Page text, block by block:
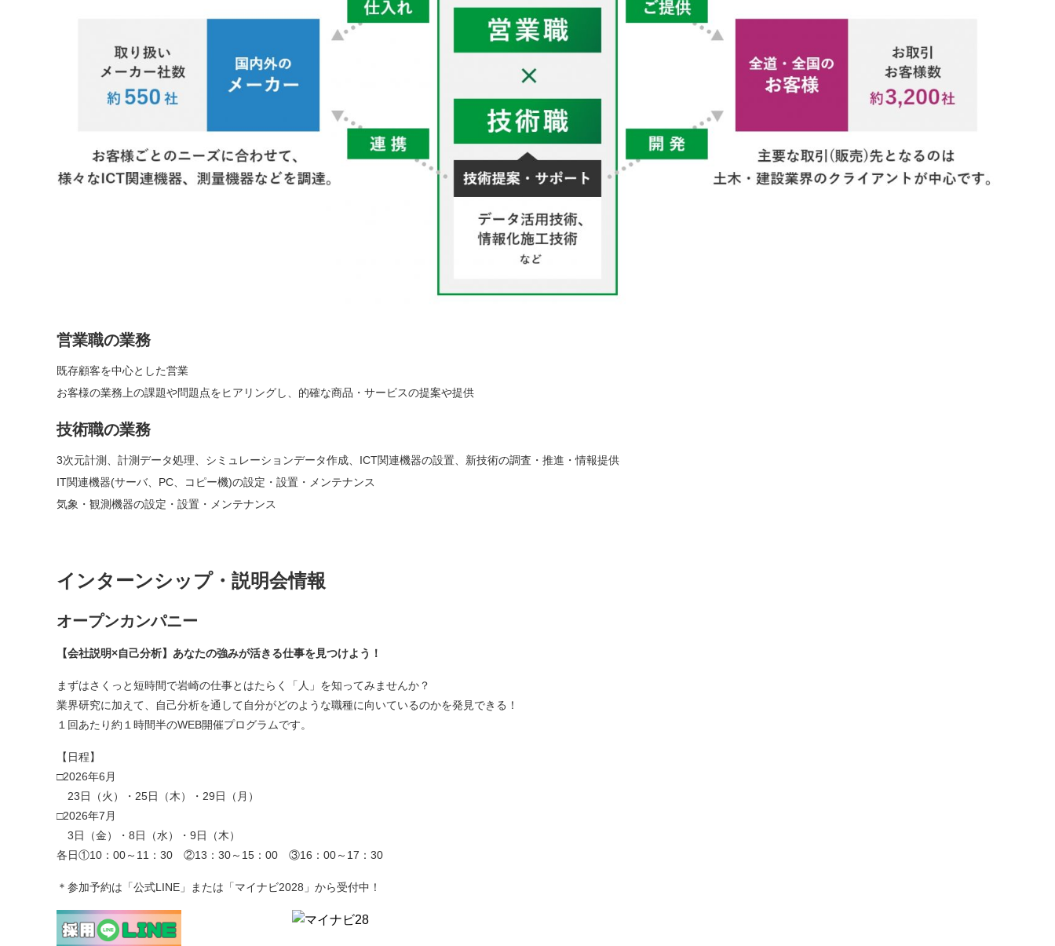
営業職の業務
既存顧客を中心とした営業
お客様の業務上の課題や問題点をヒアリングし、的確な商品・サービスの提案や提供
技術職の業務
3次元計測、計測データ処理、シミュレーションデータ作成、ICT関連機器の設置、新技術の調査・推進・情報提供
IT関連機器(サーバ、PC、コピー機)の設定・設置・メンテナンス
気象・観測機器の設定・設置・メンテナンス
インターンシップ・説明会情報
オープンカンパニー
【会社説明×自己分析】 あなたの強みが活きる仕事を見つけよう！
まずはさくっと短時間で岩崎の仕事とはたらく「人」を知ってみませんか？
業界研究に加えて、自己分析を通して自分がどのような職種に向いているのかを発見できる！
１回あたり約１時間半のWEB開催プログラムです。
【日程】
□2026年6月
23日（火）・25日（木）・29日（月）
□2026年7月
3日（金）・8日（水）・9日（木）
各日①10：00～11：30 ②13：30～15：00 ③16：00～17：30
＊参加予約は「公式LINE」または「マイナビ2028」から受付中！